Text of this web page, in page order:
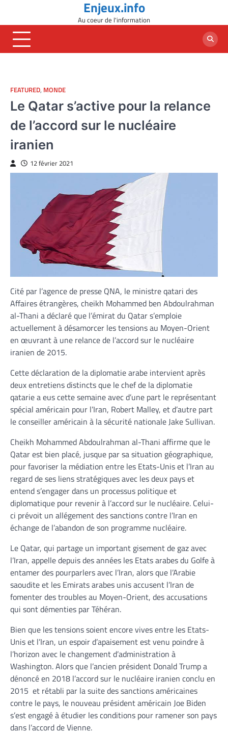
content
Enjeux.info
Au coeur de l'information
FEATURED, MONDE
Le Qatar s’active pour la relance
de l’accord sur le nucléaire
iranien
12 février 2021
Cité par l’agence de presse QNA, le ministre qatari des
Affaires étrangères, cheikh Mohammed ben Abdoulrahman
al-Thani a déclaré que l’émirat du Qatar s’emploie
actuellement à désamorcer les tensions au Moyen-Orient
en œuvrant à une relance de l’accord sur le nucléaire
iranien de 2015.
Cette déclaration de la diplomatie arabe intervient après
deux entretiens distincts que le chef de la diplomatie
qatarie a eus cette semaine avec d’une part le représentant
spécial américain pour l’Iran, Robert Malley, et d’autre part
le conseiller américain à la sécurité nationale Jake Sullivan.
Cheikh Mohammed Abdoulrahman al-Thani affirme que le
Qatar est bien placé, jusque par sa situation géographique,
pour favoriser la médiation entre les Etats-Unis et l’Iran au
regard de ses liens stratégiques avec les deux pays et
entend s’engager dans un processus politique et
diplomatique pour revenir à l’accord sur le nucléaire. Celui-
ci prévoit un allégement des sanctions contre l’Iran en
échange de l’abandon de son programme nucléaire.
Le Qatar, qui partage un important gisement de gaz avec
l’Iran, appelle depuis des années les Etats arabes du Golfe à
entamer des pourparlers avec l’Iran, alors que l’Arabie
saoudite et les Emirats arabes unis accusent l’Iran de
fomenter des troubles au Moyen-Orient, des accusations
qui sont démenties par Téhéran.
Bien que les tensions soient encore vives entre les Etats-
Unis et l’Iran, un espoir d’apaisement est venu poindre à
l’horizon avec le changement d’administration à
Washington. Alors que l’ancien président Donald Trump a
dénoncé en 2018 l’accord sur le nucléaire iranien conclu en
2015 et rétabli par la suite des sanctions américaines
contre le pays, le nouveau président américain Joe Biden
s’est engagé à étudier les conditions pour ramener son pays
dans l’accord de Vienne.